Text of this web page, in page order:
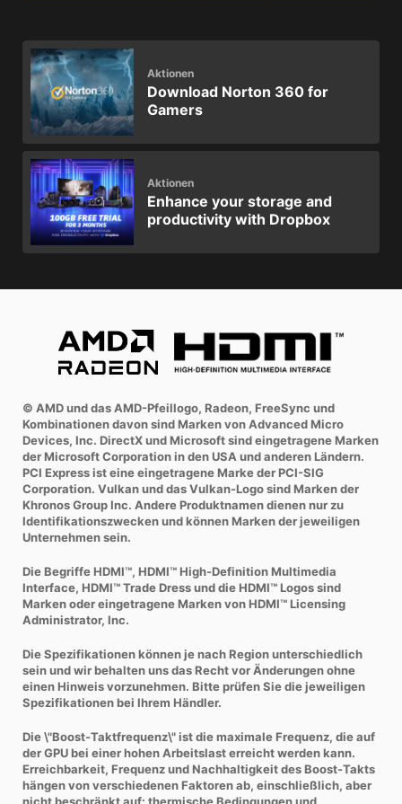
Aktionen
Download Norton 360 for
Gamers
Aktionen
Enhance your storage and
productivity with Dropbox
© AMD und das AMD-Pfeillogo, Radeon, FreeSync und
Kombinationen davon sind Marken von Advanced Micro
Devices, Inc. DirectX und Microsoft sind eingetragene Marken
der Microsoft Corporation in den USA und anderen Ländern.
PCI Express ist eine eingetragene Marke der PCI-SIG
Corporation. Vulkan und das Vulkan-Logo sind Marken der
Khronos Group Inc. Andere Produktnamen dienen nur zu
Identifikationszwecken und können Marken der jeweiligen
Unternehmen sein.
Die Begriffe HDMI™, HDMI™ High-Definition Multimedia
Interface, HDMI™ Trade Dress und die HDMI™ Logos sind
Marken oder eingetragene Marken von HDMI™ Licensing
Administrator, Inc.
Die Spezifikationen können je nach Region unterschiedlich
sein und wir behalten uns das Recht vor Änderungen ohne
einen Hinweis vorzunehmen. Bitte prüfen Sie die jeweiligen
Spezifikationen bei Ihrem Händler.
Die \"Boost-Taktfrequenz\" ist die maximale Frequenz, die auf
der GPU bei einer hohen Arbeitslast erreicht werden kann.
Erreichbarkeit, Frequenz und Nachhaltigkeit des Boost-Takts
hängen von verschiedenen Faktoren ab, einschließlich, aber